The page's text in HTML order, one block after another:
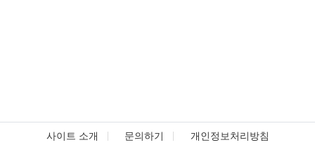
사이트 소개 문의하기 개인정보처리방침